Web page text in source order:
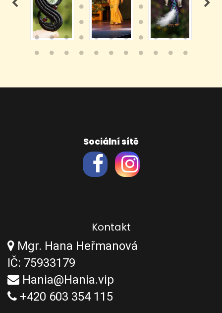
Sociální sítě
Kontakt
Mgr. Hana Heřmanová
IČ: 75933179
Hania@Hania.vip
+420 603 354 115